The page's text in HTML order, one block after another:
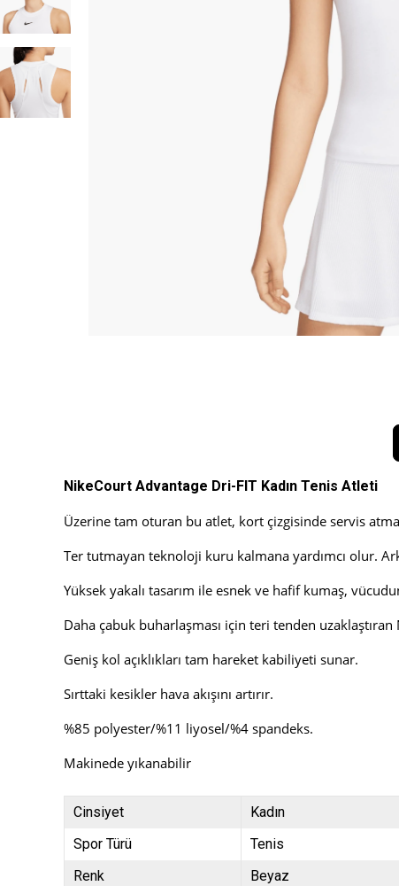
NikeCourt Advantage Dri-FIT Kadın Tenis Atleti
Üzerine tam oturan bu atlet, kort çizgisinde servis
Ter tutmayan teknoloji kuru kalmana yardımcı olur.
Yüksek yakalı tasarım ile esnek ve hafif kumaş,
Daha çabuk buharlaşması için teri tenden
Geniş kol açıklıkları tam hareket kabiliyeti sunar.
Sırttaki kesikler hava akışını artırır.
%85 polyester/%11 liyosel/%4 spandeks.
Makinede yıkanabilir
Cinsiyet
Kadın
Spor Türü
Tenis
Renk
Beyaz